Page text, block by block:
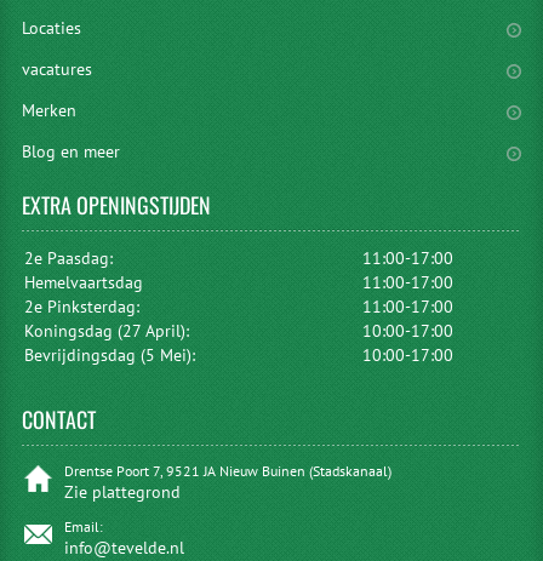
Locaties
vacatures
Merken
Blog en meer
EXTRAOPENINGSTIJDEN
2e Paasdag:
11:00-17:00
Hemelvaartsdag
11:00-17:00
2e Pinksterdag:
11:00-17:00
Koningsdag (27 April):
10:00-17:00
Bevrijdingsdag (5 Mei):
10:00-17:00
CONTACT
Drentse Poort 7, 9521 JA Nieuw Buinen (Stadskanaal)
Zie plattegrond
Email:
info@tevelde.nl